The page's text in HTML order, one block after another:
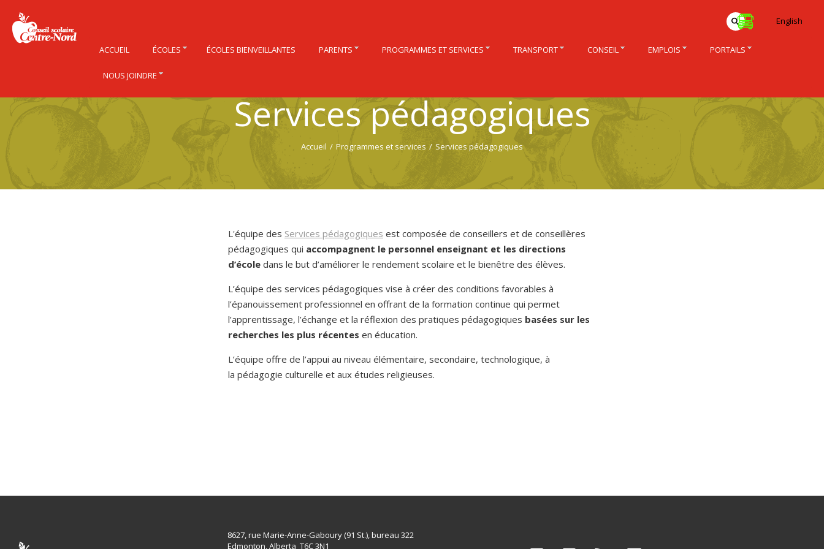
Services pédagogiques
Accueil / Programmes et services / Services pédagogiques
L'équipe des Services pédagogiques est composée de conseillers et de conseillères
pédagogiques qui accompagnent le personnel enseignant et les directions
d’école dans le but d’améliorer le rendement scolaire et le bienêtre des élèves.
L’équipe des services pédagogiques vise à créer des conditions favorables à
l’épanouissement professionnel en offrant de la formation continue qui permet
l’apprentissage, l’échange et la réflexion des pratiques pédagogiques basées sur les
recherches les plus récentes en éducation.
L’équipe offre de l’appui au niveau élémentaire, secondaire, technologique, à
la pédagogie culturelle et aux études religieuses.
English
ACCUEIL ÉCOLES ÉCOLES BIENVEILLANTES PARENTS PROGRAMMES ET SERVICES TRANSPORT CONSEIL EMPLOIS PORTAILS
NOUS JOINDRE
8627, rue Marie-Anne-Gaboury (91 St.), bureau 322
Edmonton, Alberta T6C 3N1